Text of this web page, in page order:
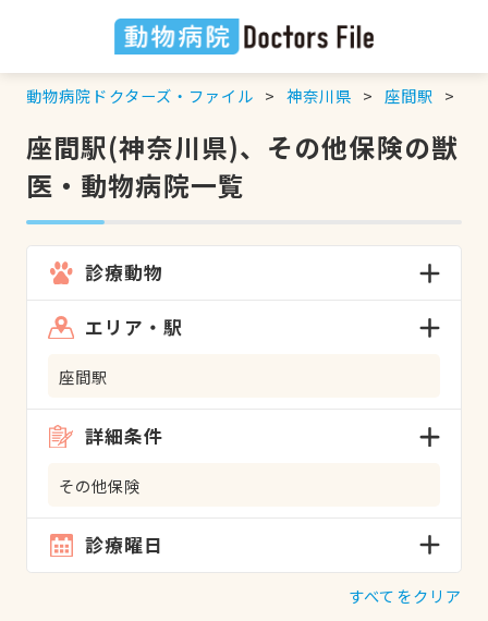
動物病院ドクターズ・ファイル 神奈川県 座間駅
座間駅(神奈川県)、その他保険の獣
医・動物病院一覧
診療動物
エリア・駅
座間駅
詳細条件
その他保険
診療曜日
すべてをクリア